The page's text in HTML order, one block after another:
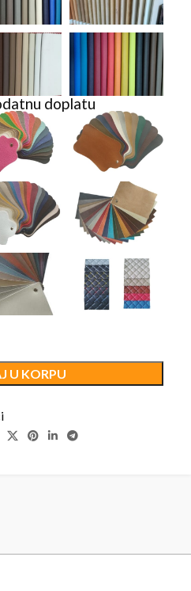
doplatu
U KORPU